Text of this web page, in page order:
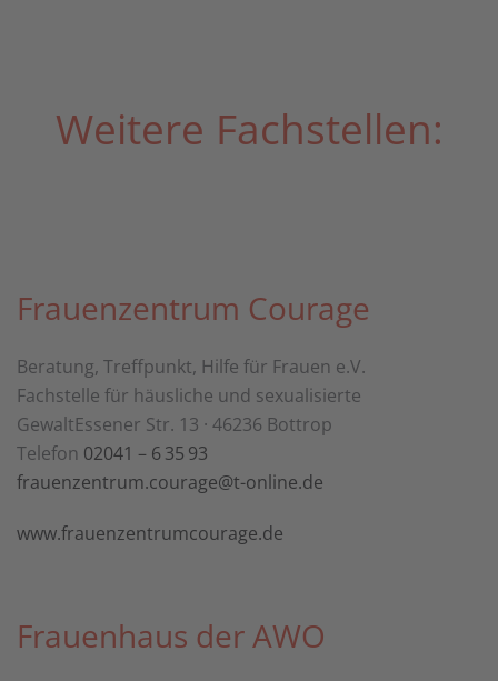
Weitere Fachstellen:
Frauenzentrum Courage
Beratung, Treffpunkt, Hilfe für Frauen e.V.
Fachstelle für häusliche und sexualisierte
GewaltEssener Str. 13 · 46236 Bottrop
Telefon 02041 – 6 35 93
frauenzentrum.courage@t-online.de
www.frauenzentrumcourage.de
Frauenhaus der AWO